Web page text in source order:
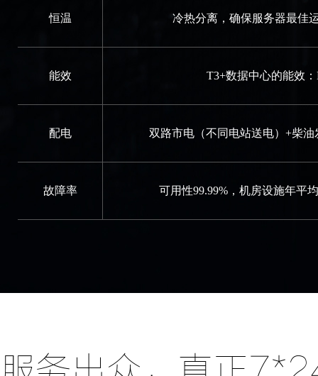
恒温 冷热分离，确保服务器最佳
能效 T3+数据中心的能效：
配电 双路市电（不同电站送电）+柴油
故障率 可用性99.99%，机房设施年平